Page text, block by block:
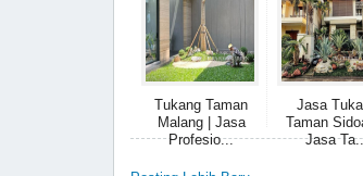
Tukang Taman
Malang | Jasa
Profesio...
Jasa
Taman
Jasa